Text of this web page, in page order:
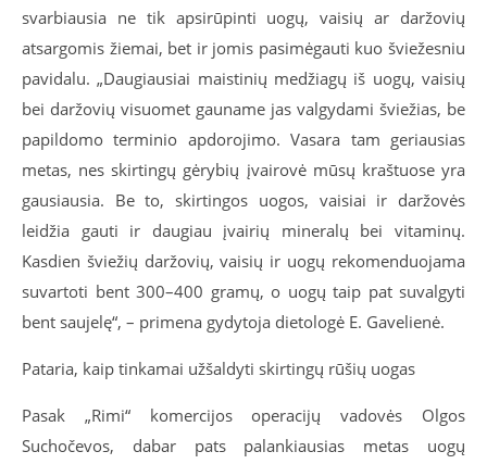
svarbiausia ne tik apsirūpinti uogų, vaisių ar daržovių
atsargomis žiemai, bet ir jomis pasimėgauti kuo šviežesniu
pavidalu. „Daugiausiai maistinių medžiagų iš uogų, vaisių
bei daržovių visuomet gauname jas valgydami šviežias, be
papildomo terminio apdorojimo. Vasara tam geriausias
metas, nes skirtingų gėrybių įvairovė mūsų kraštuose yra
gausiausia. Be to, skirtingos uogos, vaisiai ir daržovės
leidžia gauti ir daugiau įvairių mineralų bei vitaminų.
Kasdien šviežių daržovių, vaisių ir uogų rekomenduojama
suvartoti bent 300–400 gramų, o uogų taip pat suvalgyti
bent saujelę“, – primena gydytoja dietologė E. Gavelienė.
Pataria, kaip tinkamai užšaldyti skirtingų rūšių uogas
Pasak „Rimi“ komercijos operacijų vadovės Olgos
Suchočevos, dabar pats palankiausias metas uogų